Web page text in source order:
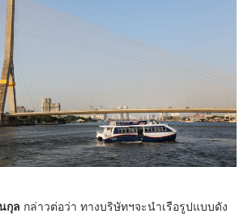
กุล กล่าวต่อว่า ทางบริษัทฯจะนำเรือรูปแบบดัง